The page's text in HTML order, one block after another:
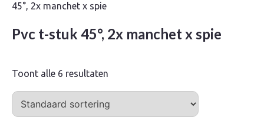
45°, 2x manchet x spie
Pvc t-stuk 45°, 2x manchet x spie
Toont alle 6 resultaten